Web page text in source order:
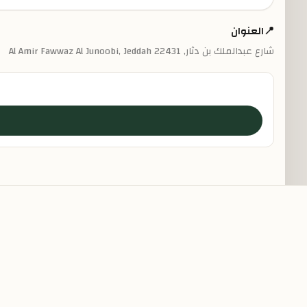
📍العنوان
شارع عبدالملك بن دثار, Al Amir Fawwaz Al Junoobi, Jeddah 22431